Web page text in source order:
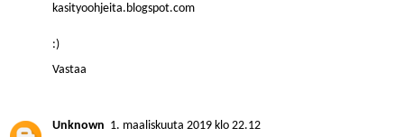
kasityoohjeita.blogspot.com
:)
Vastaa
Unknown 1. maaliskuuta 2019 klo 22.12